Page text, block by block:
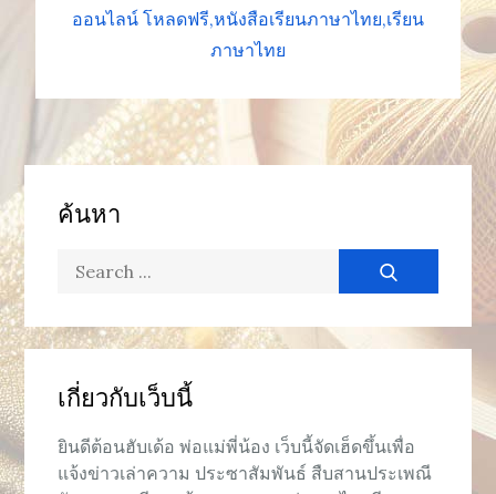
ออนไลน์ โหลดฟรี หนังสือเรียนภาษาไทย เรียน
ภาษาไทย
ค้นหา
Search
เกี่ยวกับเว็บนี้
ยินดีต้อนฮับเด้อ พ่อแม่พี่น้อง เว็บนี้จัดเฮ็ดขึ้นเพื่อ
แจ้งข่าวเล่าความ ประซาสัมพันธ์ สืบสานประเพณี